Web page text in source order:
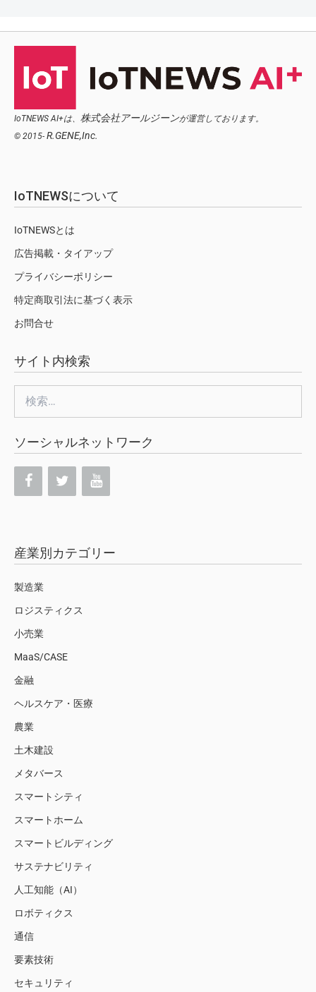
IoTNEWS AI+は、 株式会社アールジーンが運営しております。
© 2015- R.GENE,Inc.
IoTNEWSについて
IoTNEWSとは
広告掲載・タイアップ
プライバシーポリシー
特定商取引法に基づく表示
お問合せ
サイト内検索
索:
ソーシャルネットワーク
産業別カテゴリー
製造業
ロジスティクス
小売業
MaaS/CASE
金融
ヘルスケア・医療
農業
土木建設
メタバース
スマートシティ
スマートホーム
スマートビルディング
サステナビリティ
人工知能（AI）
ロボティクス
通信
要素技術
セキュリティ